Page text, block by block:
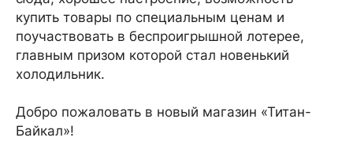
купить товары по специальным ценам и
поучаствовать в беспроигрышной лотерее,
главным призом которой стал новенький
холодильник.
Добро пожаловать в новый магазин «Титан-
Байкал»!